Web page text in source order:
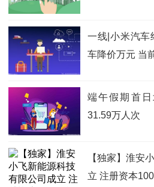
一线|小米汽车
车降价万元 当
端午假期首
31.59万人次
【独家】淮安
立 注册资本